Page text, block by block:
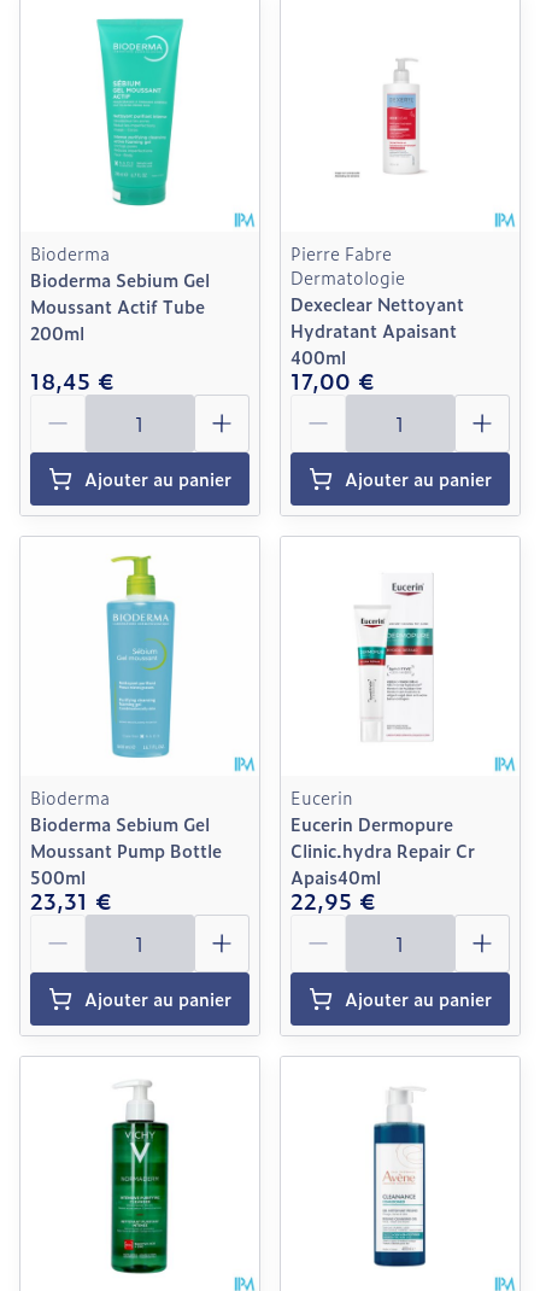
Bioderma
Bioderma Sebium Gel
Moussant Actif Tube
200ml
18,45 €
Quantité
Ajouter au panier
Pierre Fabre
Dermatologie
Dexeclear Nettoyant
Hydratant Apaisant
400ml
17,00 €
Quantité
Ajouter au panier
Bioderma
Bioderma Sebium Gel
Moussant Pump Bottle
500ml
23,31 €
Quantité
Ajouter au panier
Eucerin
Eucerin Dermopure
Clinic.hydra Repair Cr
Apais40ml
22,95 €
Quantité
Ajouter au panier